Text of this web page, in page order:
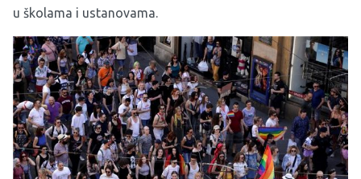
u školama i ustanovama.